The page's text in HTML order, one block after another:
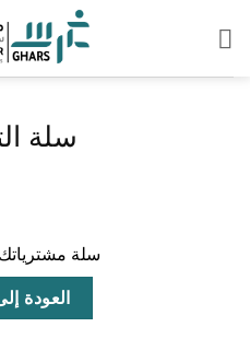
سلة
سلة مشترياتك
العودة